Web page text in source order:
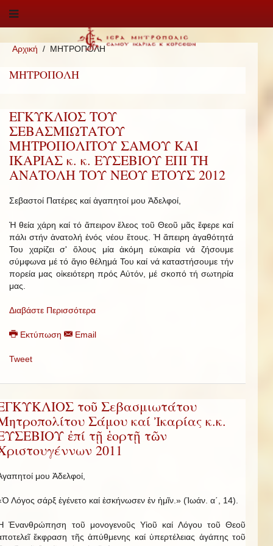
Αρχική ΜΗΤΡΟΠΟΛΗ
ΜΗΤΡΟΠΟΛΗ
ΕΓΚΥΚΛΙΟΣ ΤΟΥ
ΣΕΒΑΣΜΙΩΤΑΤΟΥ
ΜΗΤΡΟΠΟΛΙΤΟΥ ΣΑΜΟΥ ΚΑΙ
ΙΚΑΡΙΑΣ κ. κ. ΕΥΣΕΒΙΟΥ ΕΠΙ ΤΗ
ΑΝΑΤΟΛΗ ΤΟΥ ΝΕΟΥ ΕΤΟΥΣ 2012
Σεβαστοί Πατέρες καί ἀγαπητοί μου Ἀδελφοί,
Ἡ θεία χάρη καί τό ἄπειρον ἔλεος τοῦ Θεοῦ μᾶς ἔφερε καί
πάλι στήν ἀνατολή ἑνός νέου ἔτους. Ἡ ἄπειρη ἀγαθότητά
Του χαρίζει σ' ὅλους μία ἀκόμη εὐκαιρία νά ζήσουμε
σύμφωνα μέ τό ἅγιο θέλημά Του καί νά καταστήσουμε τήν
πορεία μας οἰκειότερη πρός Αὐτόν, μέ σκοπό τή σωτηρία
μας.
Διαβάστε Περισσότερα
Εκτύπωση Email
Tweet
τοῦ Σεβασμιωτάτου
Σάμου καί Ἰκαρίας κ.κ.
ἐπί τῇ ἑορτῇ τῶν
2011
μου Ἀδελφοί,
Λόγος σάρξ ἐγένετο καί ἐσκήνωσεν ἐν ἡμῖν.» (Ἰωάν. α΄, 14).
Ἐνανθρώπηση τοῦ μονογενοῦς Υἱοῦ καί Λόγου τοῦ Θεοῦ
ἔκφραση τῆς ἀπύθμενης καί ὑπερτέλειας ἀγάπης τοῦ